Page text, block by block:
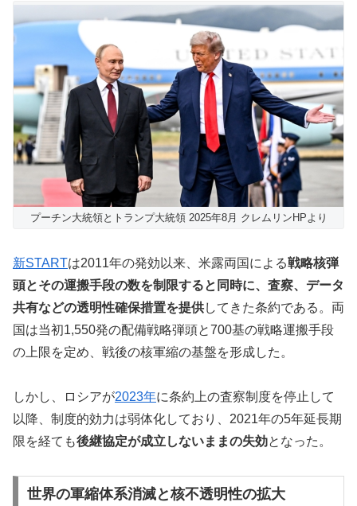
プーチン大統領とトランプ大統領 2025年8月 クレムリンHPより
新STARTは2011年の発効以来、米露両国による戦略核弾
頭とその運搬手段の数を制限すると同時に、査察、データ
共有などの透明性確保措置を提供してきた条約である。両
国は当初1,550発の配備戦略弾頭と700基の戦略運搬手段
の上限を定め、戦後の核軍縮の基盤を形成した。
しかし、ロシアが2023年に条約上の査察制度を停止して
以降、制度的効力は弱体化しており、2021年の5年延長期
限を経ても後継協定が成立しないままの失効となった。
世界の軍縮体系消滅と核不透明性の拡大